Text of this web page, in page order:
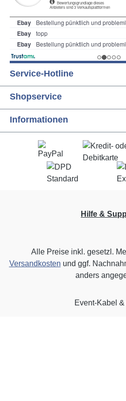
Service-Hotline
Shopservice
Informationen
Hilfe &
Alle Preise inkl. gesetzl.
Versandkosten und ggf.
anders
Event-Kabel &